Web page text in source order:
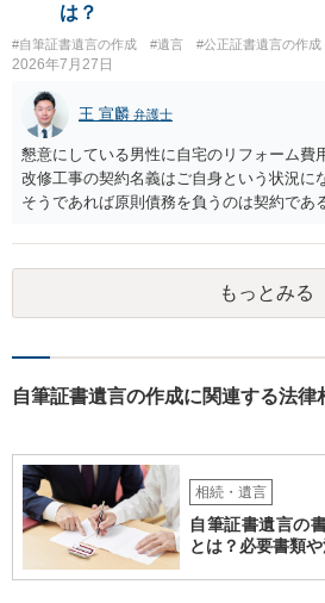
は？
#自筆証書遺言の作成 #遺言 #公正証書遺言の作成
2026年7月27日
王 宣麟 弁護士
懇意にしている男性に自宅のリフォーム費
改修工事の契約名義はご自身という状況に
そうであれば原則債務を負うのは契約であ
ます。 入籍した場合でも、原則契約者が
には変わりがありません。 なかなか対応
場でアドバイスを行うのも限界があるよう
を持参のうえ個別に弁護士に相談されるこ
もっとみる
自筆証書遺言の作成に関連する法律
相続・遺言
自筆証書遺言の
とは？必要書類